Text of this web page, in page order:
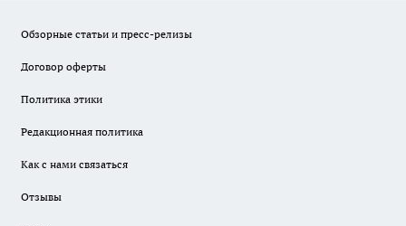
Обзорные статьи и пресс-релизы
Договор оферты
Политика этики
Редакционная политика
Как с нами связаться
Отзывы